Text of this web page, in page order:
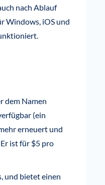
nach Ablauf
Windows, iOS und
dem Namen
(ein
erneuert und
ist für $5 pro
und bietet einen